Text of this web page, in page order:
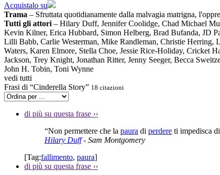
Acquistalo su
Trama – Sfruttata quotidianamente dalla malvagia matrigna,
Tutti gli attori – Hilary Duff, Jennifer Coolidge, Chad Michael
Kevin Kilner, Erica Hubbard, Simon Helberg, Brad Bufanda, JD
Lilli Babb, Carlie Westerman, Mike Randleman, Christie
Waters, Karen Elmore, Stella Choe, Jessie Rice-Holiday, Cricket
Jackson, Trey Knight, Jonathan Ritter, Jenny Seeger, Becca
John H. Tobin, Toni Wynne
vedi tutti
Frasi di “Cinderella Story” 18 citazioni
di più su questa frase ››
“Non permettere che la paura di perdere ti impedisca di
Hilary Duff- Sam Montgomery
[Tag:fallimento, paura]
di più su questa frase ››